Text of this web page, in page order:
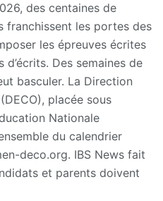
des centaines de
franchissent les portes des
les épreuves écrites
Des semaines de
basculer. La Direction
placée sous
Nationale
du calendrier
deco.org. IBS News fait
et parents doivent